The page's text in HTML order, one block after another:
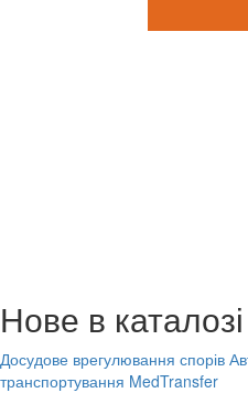
Нове в каталозі
Досудове врегулювання спорів
транспортування MedTransfer